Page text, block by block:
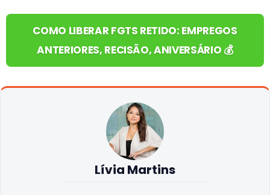
COMO LIBERAR FGTS RETIDO: EMPREGOS
ANTERIORES, RECISÃO, ANIVERSÁRIO 💰
Lívia Martins